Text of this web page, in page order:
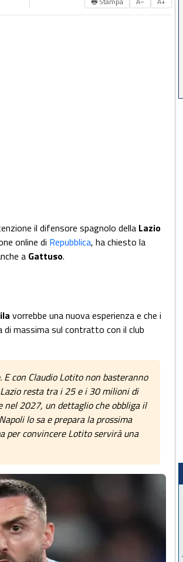
il difensore spagnolo della Lazio
online di Repubblica, ha chiesto la
a Gattuso.
vorrebbe una nuova esperienza e che i
di massima sul contratto con il club
E con Claudio Lotito non basteranno
resta tra i 25 e i 30 milioni di
nel 2027, un dettaglio che obbliga il
lo sa e prepara la prossima
per convincere Lotito servirà una